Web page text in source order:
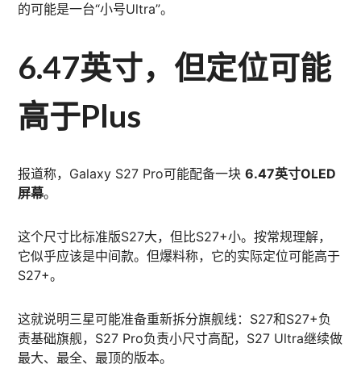
的可能是一台“小号Ultra”。
6.47英寸，但定位可能
高于Plus
报道称，Galaxy S27 Pro可能配备一块6.47英寸OLED
屏幕。
这个尺寸比标准版S27大，但比S27+小。按常规理解，
它似乎应该是中间款。但爆料称，它的实际定位可能高于
S27+。
这就说明三星可能准备重新拆分旗舰线：S27和S27+负
责基础旗舰，S27 Pro负责小尺寸高配，S27 Ultra继续做
最大、最全、最顶的版本。